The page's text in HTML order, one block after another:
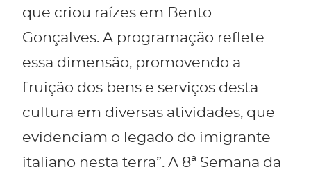
que criou raízes em Bento
Gonçalves. A programação reflete
essa dimensão, promovendo a
fruição dos bens e serviços desta
cultura em diversas atividades, que
evidenciam o legado do imigrante
italiano nesta terra”. A 8ª Semana da